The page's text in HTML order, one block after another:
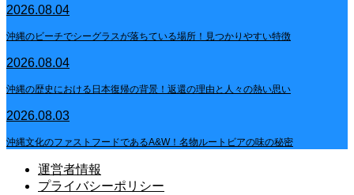
2026.08.04
沖縄のビーチでシーグラスが落ちている場所！見つかりやすい特徴
2026.08.04
沖縄の歴史における日本復帰の背景！返還の理由と人々の熱い思い
2026.08.03
沖縄文化のファストフードであるA&W！名物ルートビアの味の秘密
運営者情報
プライバシーポリシー